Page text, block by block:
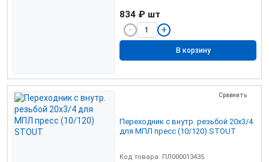
834 ₽ шт
В корзину
Сравнить
Переходник с внутр. резьбой 20х3/4
для МПЛ пресс (10/120) STOUT
Код товара: ПЛ000013435